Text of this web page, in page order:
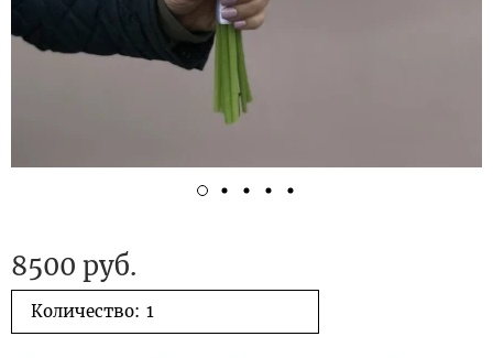
8500 руб.
Количество: